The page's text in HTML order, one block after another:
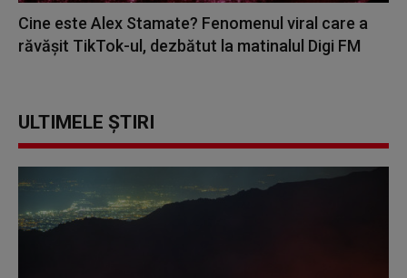
Cine este Alex Stamate? Fenomenul viral care a
răvășit TikTok-ul, dezbătut la matinalul Digi FM
ULTIMELE ȘTIRI